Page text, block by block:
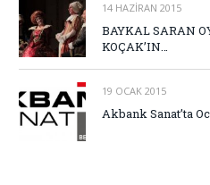
14 HAZIRAN 2015
BAYKAL SARAN
KOÇAK’IN…
19 OCAK 2015
Akbank Sanat’ta